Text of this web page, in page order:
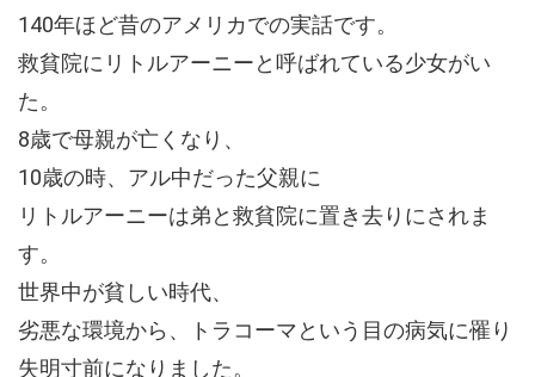
140年ほど昔のアメリカでの実話です。
救貧院にリトルアーニーと呼ばれている少女がい
た。
8歳で母親が亡くなり、
10歳の時、アル中だった父親に
リトルアーニーは弟と救貧院に置き去りにされま
す。
世界中が貧しい時代、
劣悪な環境から、トラコーマという目の病気に罹り
失明寸前になりました。